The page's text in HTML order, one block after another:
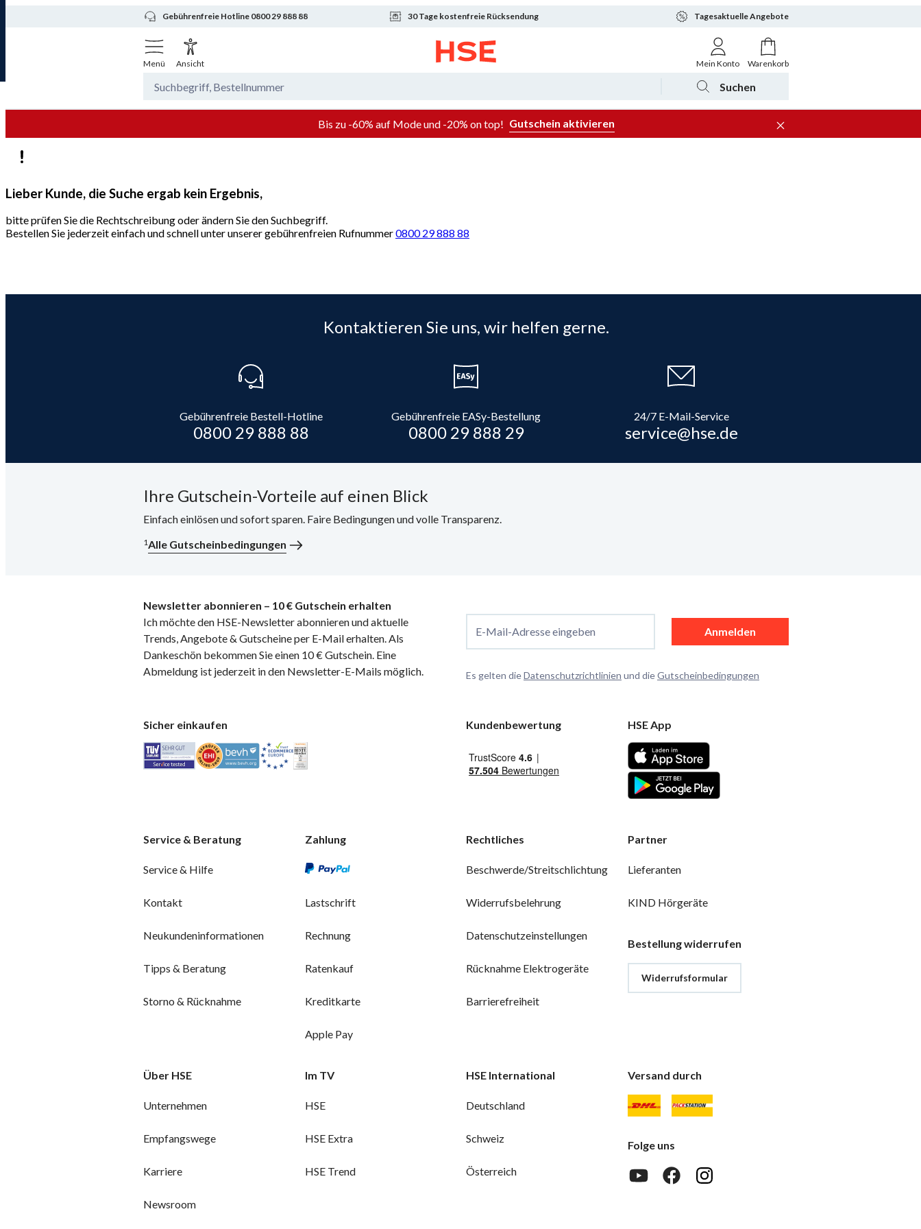
Gebührenfreie Hotline 0800 29 888 88 30 Tage kostenfreie Rücksendung Tagesaktuelle Angebote
Menü Ansicht Mein Konto Warenkorb
Suchen
Bis zu -60% auf Mode und -20% on top! Gutschein aktivieren
Lieber Kunde, die Suche ergab kein Ergebnis,
bitte prüfen Sie die Rechtschreibung oder ändern Sie den Suchbegriff.
Bestellen Sie jederzeit einfach und schnell unter unserer gebührenfreien Rufnummer0800 29 888 88
Kontaktieren Sie uns, wir helfen gerne.
Gebührenfreie Bestell-Hotline
0800 29 888 88
Gebührenfreie EASy-Bestellung
0800 29 888 29
24/7 E-Mail-Service
service@hse.de
Ihre Gutschein-Vorteile auf einen Blick
Einfach einlösen und sofort sparen. Faire Bedingungen und volle Transparenz.
1Alle Gutscheinbedingungen
Newsletter abonnieren – 10 € Gutschein erhalten
Ich möchte den HSE-Newsletter abonnieren und aktuelle
Trends, Angebote & Gutscheine per E-Mail erhalten. Als
Dankeschön bekommen Sie einen 10 € Gutschein. Eine
Abmeldung ist jederzeit in den Newsletter-E-Mails möglich.
E-Mail-Adresse eingeben Anmelden
Es gelten dieDatenschutzrichtlinien und dieGutscheinbedingungen
Sicher einkaufen Kundenbewertung HSE App
Service & Beratung
Service & Hilfe
Kontakt
Neukundeninformationen
Tipps & Beratung
Storno & Rücknahme
Zahlung
Lastschrift
Rechnung
Ratenkauf
Kreditkarte
Apple Pay
Rechtliches
Beschwerde/Streitschlichtung
Widerrufsbelehrung
Datenschutzeinstellungen
Rücknahme Elektrogeräte
Barrierefreiheit
Partner
Lieferanten
KIND Hörgeräte
Bestellung widerrufen
Widerrufsformular
Über HSE
Unternehmen
Empfangswege
Karriere
Newsroom
Im TV
HSE
HSE Extra
HSE Trend
HSE International
Deutschland
Schweiz
Österreich
Versand durch
Folge uns